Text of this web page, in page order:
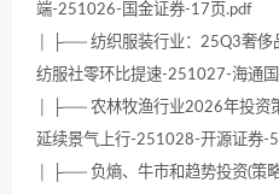
端-251026-国金证券-17页.pdf
│ ├── 纺织服装行业：25Q3奢侈
纺服社零环比提速-251027-海通
│ ├── 农林牧渔行业2026年投资
延续景气上行-251028-开源证券-
│ ├── 负熵、牛市和趋势投资(策